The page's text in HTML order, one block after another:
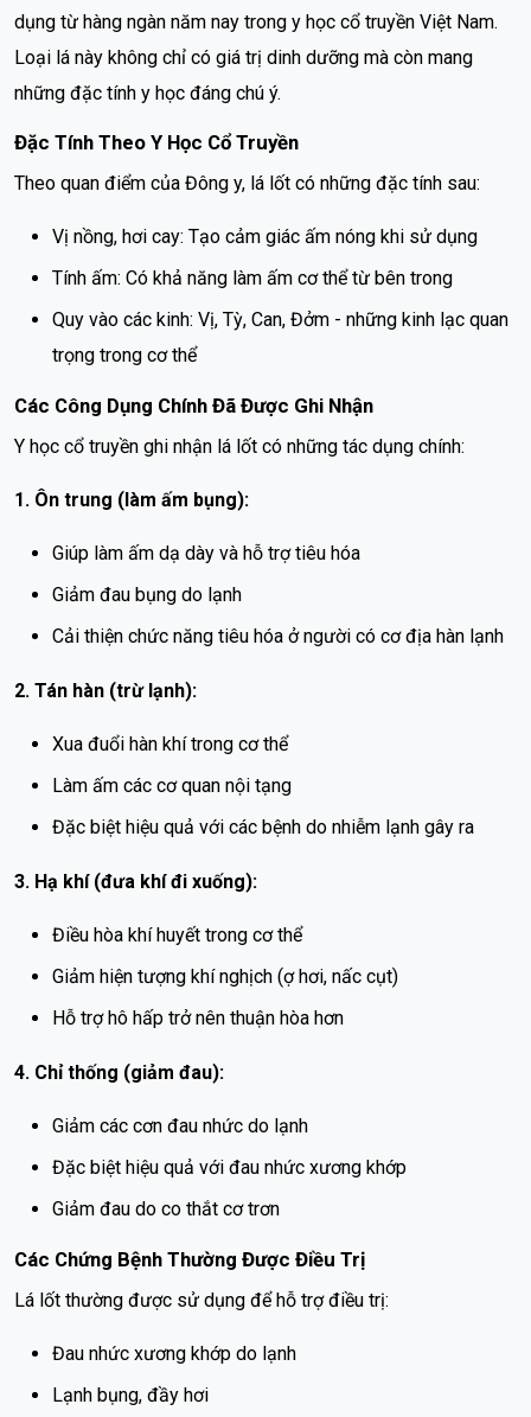
dụng từ hàng ngàn năm nay trong y học cổ truyền Việt Nam.
Loại lá này không chỉ có giá trị dinh dưỡng mà còn mang
những đặc tính y học đáng chú ý.
Đặc Tính Theo Y Học Cổ Truyền
Theo quan điểm của Đông y, lá lốt có những đặc tính sau:
Vị nồng, hơi cay: Tạo cảm giác ấm nóng khi sử dụng
Tính ấm: Có khả năng làm ấm cơ thể từ bên trong
Quy vào các kinh: Vị, Tỳ, Can, Đởm - những kinh lạc quan
trọng trong cơ thể
Các Công Dụng Chính Đã Được Ghi Nhận
Y học cổ truyền ghi nhận lá lốt có những tác dụng chính:
1. Ôn trung (làm ấm bụng):
Giúp làm ấm dạ dày và hỗ trợ tiêu hóa
Giảm đau bụng do lạnh
Cải thiện chức năng tiêu hóa ở người có cơ địa hàn lạnh
2. Tán hàn (trừ lạnh):
Xua đuổi hàn khí trong cơ thể
Làm ấm các cơ quan nội tạng
Đặc biệt hiệu quả với các bệnh do nhiễm lạnh gây ra
3. Hạ khí (đưa khí đi xuống):
Điều hòa khí huyết trong cơ thể
Giảm hiện tượng khí nghịch (ợ hơi, nấc cụt)
Hỗ trợ hô hấp trở nên thuận hòa hơn
4. Chỉ thống (giảm đau):
Giảm các cơn đau nhức do lạnh
Đặc biệt hiệu quả với đau nhức xương khớp
Giảm đau do co thắt cơ trơn
Các Chứng Bệnh Thường Được Điều Trị
Lá lốt thường được sử dụng để hỗ trợ điều trị:
Đau nhức xương khớp do lạnh
Lạnh bụng, đầy hơi